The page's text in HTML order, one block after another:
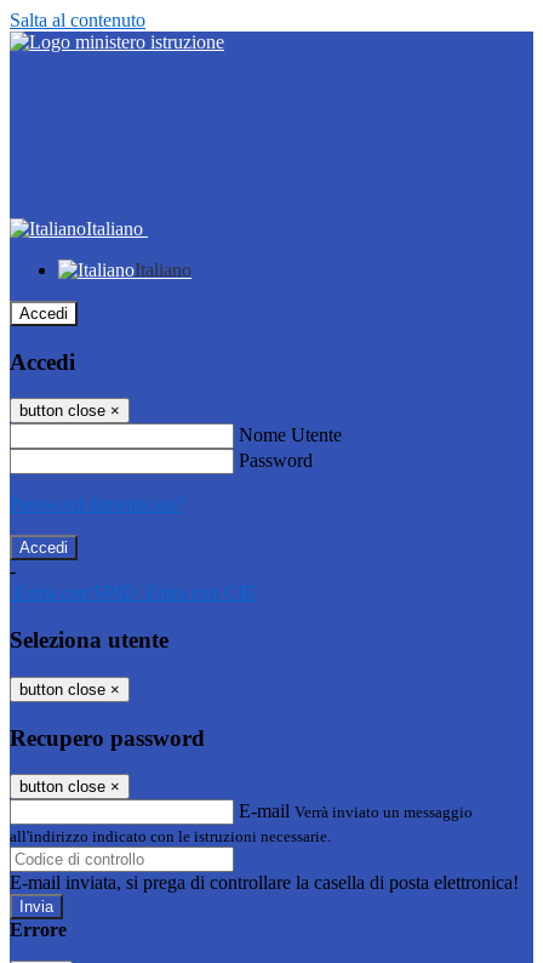
Salta al contenuto
Italiano
Italiano
Accedi
Accedi
button close ×
Nome Utente
Password
Password dimenticata?
-
Entra con SPID Entra con CIE
Seleziona utente
button close ×
Recupero password
button close ×
E-mail Verrà inviato un messaggio
all'indirizzo indicato con le istruzioni necessarie.
E-mail inviata, si prega di controllare la casella di posta elettronica!
Errore